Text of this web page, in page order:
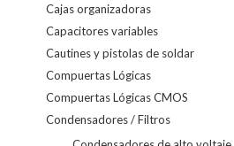
Cajas organizadoras
Capacitores variables
Cautines y pistolas de soldar
Compuertas Lógicas
Compuertas Lógicas CMOS
Condensadores / Filtros